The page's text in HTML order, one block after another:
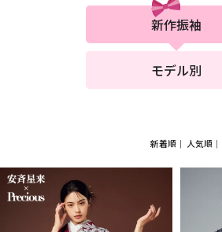
柄は!?
新作振袖
モデル別
新着順 ｜ 人気順 ｜